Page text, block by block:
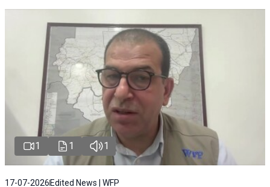
1 1 1
17-07-2026 Edited News | WFP